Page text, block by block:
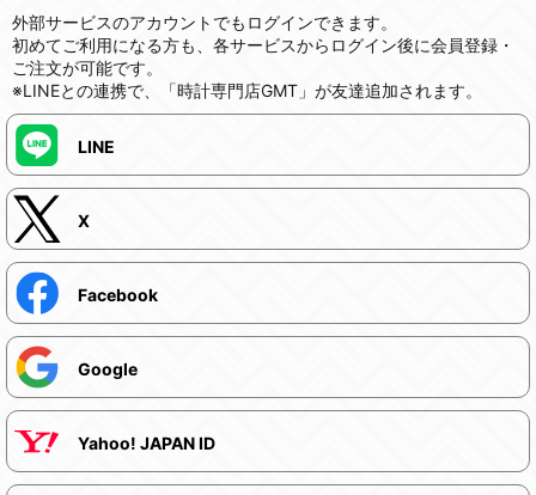
外部サービスのアカウントでもログインできます。
初めてご利用になる方も、各サービスからログイン後に会員登録・
ご注文が可能です。
※LINEとの連携で、「時計専門店GMT」が友達追加されます。
LINE
X
Facebook
Google
Yahoo! JAPAN ID